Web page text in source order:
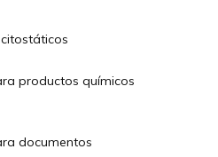
productos químicos
documentos